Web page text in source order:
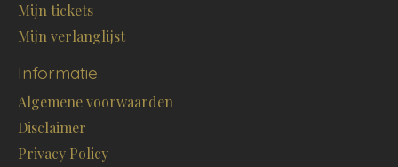
Mijn tickets
Mijn verlanglijst
Informatie
Algemene voorwaarden
Disclaimer
Privacy Policy